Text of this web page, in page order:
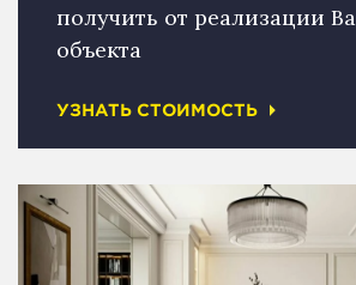
получить от реализации
объекта
УЗНАТЬ СТОИМОСТЬ